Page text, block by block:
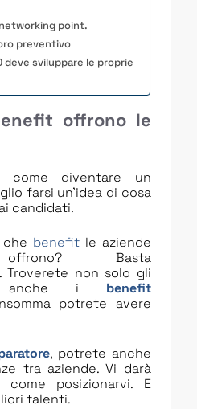
point.
preventivo
deve sviluppare le proprie
offrono le
come diventare un
farsi un’idea di cosa
candidati.
benefit le aziende
Basta
. Troverete non solo gli
i benefit
potrete avere
, potrete anche
tra aziende. Vi darà
come posizionarvi. E
talenti.